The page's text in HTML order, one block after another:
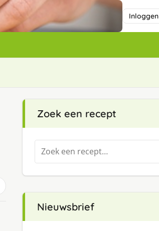
Inloggen
Zoek een recept
Zoeken
naar:
Nieuwsbrief